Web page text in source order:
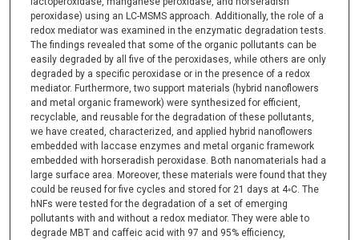
peroxidase) using an LC-MSMS approach. Additionally, the role of a
redox mediator was examined in the enzymatic degradation tests.
The findings revealed that some of the organic pollutants can be
easily degraded by all five of the peroxidases, while others are only
degraded by a specific peroxidase or in the presence of a redox
mediator. Furthermore, two support materials (hybrid nanoflowers
and metal organic framework) were synthesized for efficient,
recyclable, and reusable for the degradation of these pollutants,
we have created, characterized, and applied hybrid nanoflowers
embedded with laccase enzymes and metal organic framework
embedded with horseradish peroxidase. Both nanomaterials had a
large surface area. Moreover, these materials were found that they
could be reused for five cycles and stored for 21 days at 4◦C. The
hNFs were tested for the degradation of a set of emerging
pollutants with and without a redox mediator. They were able to
degrade MBT and caffeic acid with 97 and 95% efficiency,